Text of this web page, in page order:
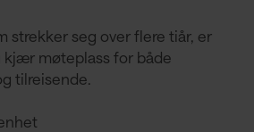
strekker seg over flere tiår, er
møteplass for både
tilreisende.